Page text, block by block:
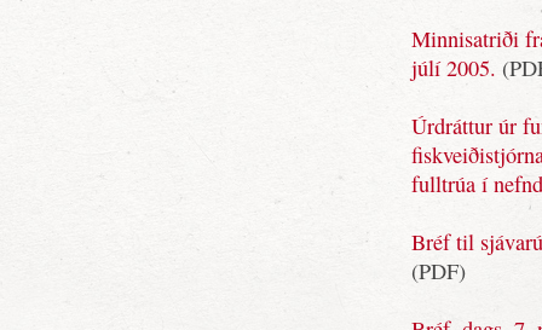
Minnisatriði
júlí 2005.
Úrdráttur úr
fulltrúa í
Bréf til
(PDF)